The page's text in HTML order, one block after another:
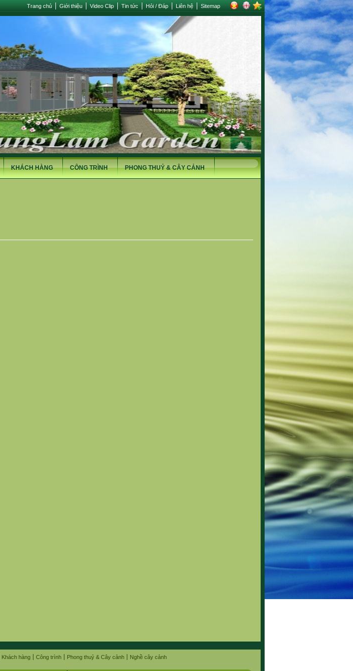
Trang chủ Giới thiệu Video Clip Tin tức Hỏi / Đáp Liên hệ Sitemap
KHÁCH HÀNG CÔNG TRÌNH PHONG THUỶ & CÂY CẢNH
Khách hàng Công trình Phong thuỷ & Cây cảnh Nghề cây cảnh